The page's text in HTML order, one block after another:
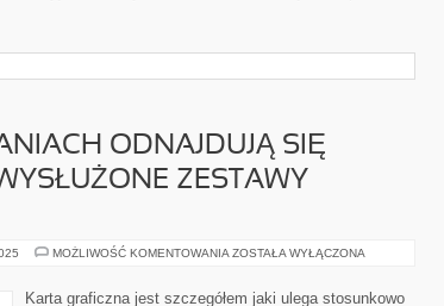
ODNAJDUJĄ SIĘ
ZESTAWY
MOŻLIWOŚĆ KOMENTOWANIA W
ODNAJDUJĄ
ZOSTAŁA WYŁĄCZONA
Karta graficzna jest szczegółem jaki ulega stosunkowo